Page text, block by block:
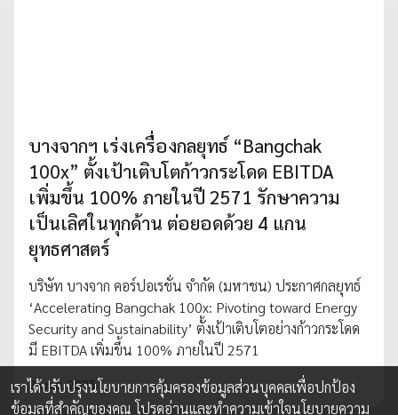
บางจากฯ เร่งเครื่องกลยุทธ์ “Bangchak
100x” ตั้งเป้าเติบโตก้าวกระโดด EBITDA
เพิ่มขึ้น 100% ภายในปี 2571 รักษาความ
เป็นเลิศในทุกด้าน ต่อยอดด้วย 4 แกน
ยุทธศาสตร์
บริษัท บางจาก คอร์ปอเรชั่น จำกัด (มหาชน) ประกาศกลยุทธ์
‘Accelerating Bangchak 100x: Pivoting toward Energy
Security and Sustainability’ ตั้งเป้าเติบโตอย่างก้าวกระโดด
มี EBITDA เพิ่มขึ้น 100% ภายในปี 2571
26 ก.ย. 2025
เราได้ปรับปรุงนโยบายการคุ้มครองข้อมูลส่วนบุคคลเพื่อปกป้อง
ข้อมูลที่สำคัญของคุณ โปรดอ่านและทำความเข้าใจนโยบายความ